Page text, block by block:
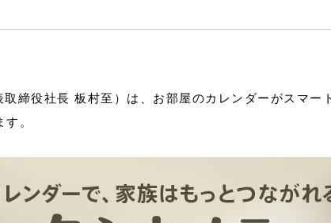
締役社長 板村至）は、お部屋のカレンダーがスマー
。